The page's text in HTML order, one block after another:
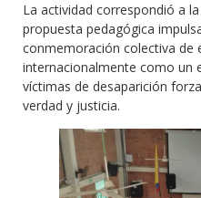
La actividad correspondió a
propuesta pedagógica
conmemoración colectiva de
internacionalmente como un
víctimas de desaparición
verdad y justicia.